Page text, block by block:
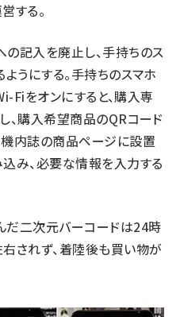
する。
記入を廃止し、手持ちのス
うにする。手持ちのスマホ
Fiをオンにすると、購入専
、購入希望商品のQRコード
内誌の商品ページに設置
み、必要な情報を入力する
二次元バーコードは24時
されず、着陸後も買い物が